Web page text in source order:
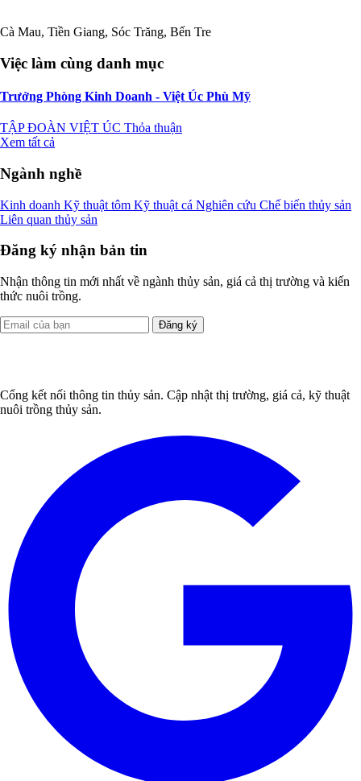
Cà Mau, Tiền Giang, Sóc Trăng, Bến Tre
Việc làm cùng danh mục
Trưởng Phòng Kinh Doanh - Việt Úc Phù Mỹ
TẬP ĐOÀN VIỆT ÚC Thỏa thuận
Xem tất cả
Ngành nghề
Kinh doanh Kỹ thuật tôm Kỹ thuật cá Nghiên cứu Chế biến thủy sản
Liên quan thủy sản
Đăng ký nhận bản tin
Nhận thông tin mới nhất về ngành thủy sản, giá cả thị trường và kiến
thức nuôi trồng.
Đăng ký
Cổng kết nối thông tin thủy sản. Cập nhật thị trường, giá cả, kỹ thuật
nuôi trồng thủy sản.